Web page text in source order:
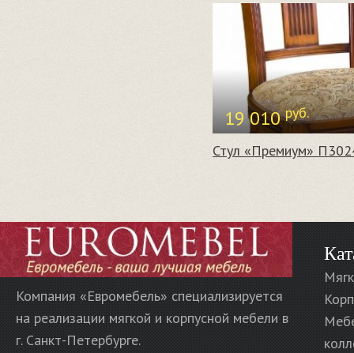
19 010руб.
Стул «Премиум»
Компания «Евромебель» специализируется
на реализации мягкой и корпусной мебели в
г. Санкт-Петербурге.